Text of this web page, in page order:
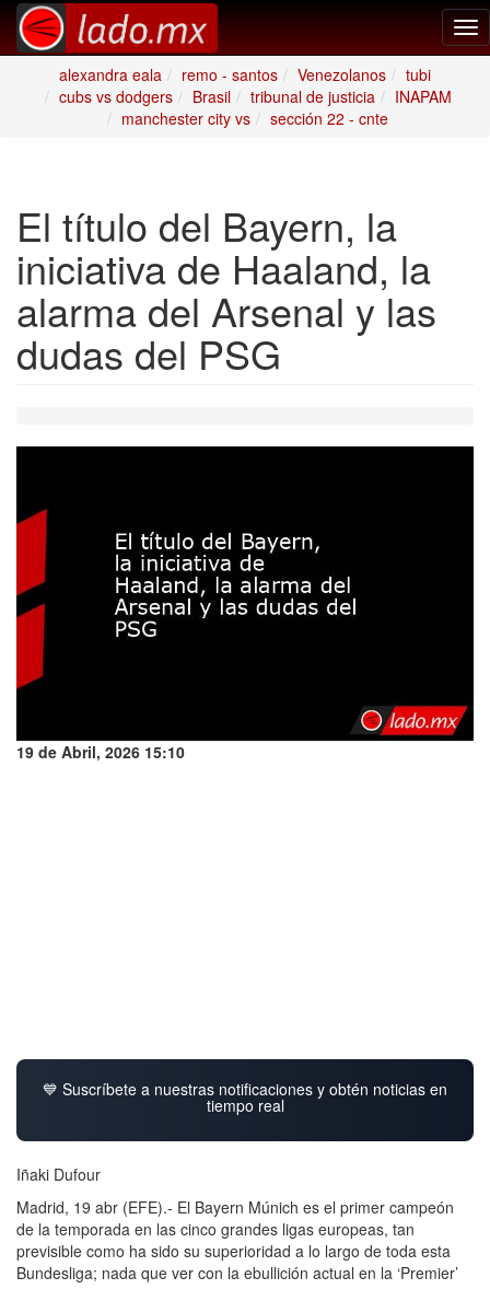
alexandra eala
remo - santos Venezolanos
tubi
cubs vs dodgers
Brasil tribunal de justicia
INAPAM
manchester city vs
sección 22 - cnte
El título del Bayern, la
iniciativa de Haaland, la
alarma del Arsenal y las
dudas del PSG
19 de Abril, 2026 15:10
💙 Suscríbete a nuestras notificaciones y obtén noticias en
tiempo real
Iñaki Dufour
Madrid, 19 abr (EFE).- El Bayern Múnich es el primer campeón
de la temporada en las cinco grandes ligas europeas, tan
previsible como ha sido su superioridad a lo largo de toda esta
Bundesliga; nada que ver con la ebullición actual en la ‘Premier’